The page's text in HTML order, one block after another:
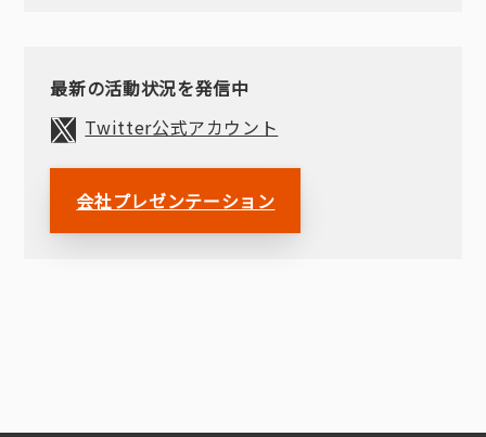
最新の活動状況を発信中
Twitter公式アカウント
会社プレゼンテーション